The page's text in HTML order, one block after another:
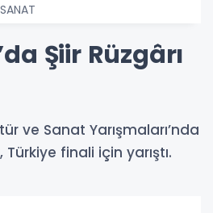
Şiir Rüzgârı
ve Sanat Yarışmaları’nda
finali için yarıştı.